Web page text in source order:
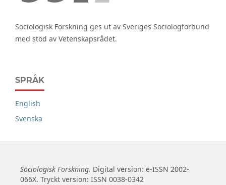
Sociologisk Forskning ges ut av Sveriges Sociologförbund
med stöd av Vetenskapsrådet.
SPRÅK
English
Svenska
Sociologisk Forskning. Digital version: e-ISSN 2002-
066X. Tryckt version: ISSN 0038-0342